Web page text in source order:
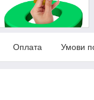
Оплата Умови